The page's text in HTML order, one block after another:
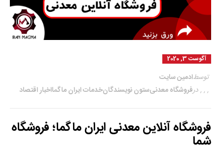
آگوست 3, 2020
ادمین سایتتوسط
اخبار اقتصاد
, خدمات ایران ماگما , ستون نویسندگان , فروشگاه معدنیدر
فروشگاه آنلاین معدنی ایران ماگما؛ فروشگاه
شما